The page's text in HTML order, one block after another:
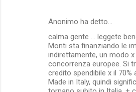
Anonimo ha detto…
calma gente ... leggete
Monti sta finanziando le
indirettamente, un modo
concorrenza europee. Si
credito spendibile x il
Made in Italy, quindi